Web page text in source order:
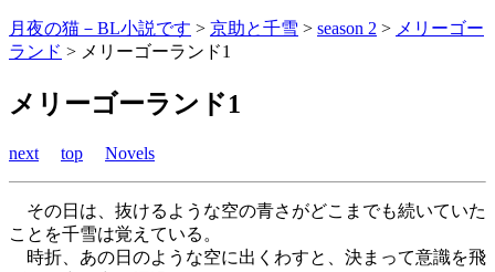
月夜の猫－BL小説です > 京助と千雪 > season 2 > メリーゴー
ランド > メリーゴーランド1
メリーゴーランド1
next top Novels
その日は、抜けるような空の青さがどこまでも続いていた
ことを千雪は覚えている。
時折、あの日のような空に出くわすと、決まって意識を飛